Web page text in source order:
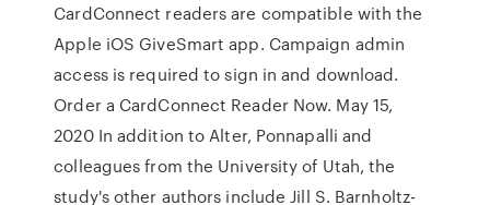
CardConnect readers are compatible with the
Apple iOS GiveSmart app. Campaign admin
access is required to sign in and download.
Order a CardConnect Reader Now. May 15,
2020 In addition to Alter, Ponnapalli and
colleagues from the University of Utah, the
study's other authors include Jill S. Barnholtz-